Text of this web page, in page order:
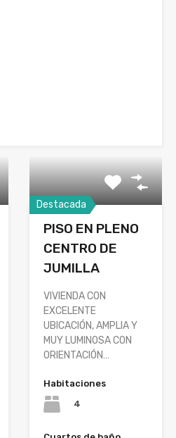
Destacada
PISO EN PLENO
CENTRO DE
JUMILLA
VIVIENDA CON
EXCELENTE
UBICACIÓN, AMPLIA Y
MUY LUMINOSA CON
ORIENTACIÓN…
Habitaciones
4